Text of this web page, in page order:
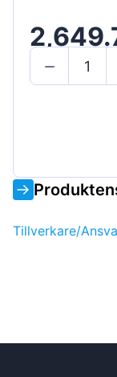
Tillverkare/